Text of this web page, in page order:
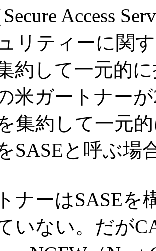
Access
リティーに関
約して一元的
米ガートナー
集約して一元
SASEと呼ぶ場
ナーはSASEを
いない。だが